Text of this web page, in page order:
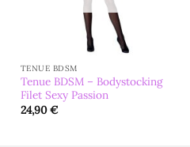
TENUE BDSM
Tenue BDSM – Bodystocking
Filet Sexy Passion
24,90€